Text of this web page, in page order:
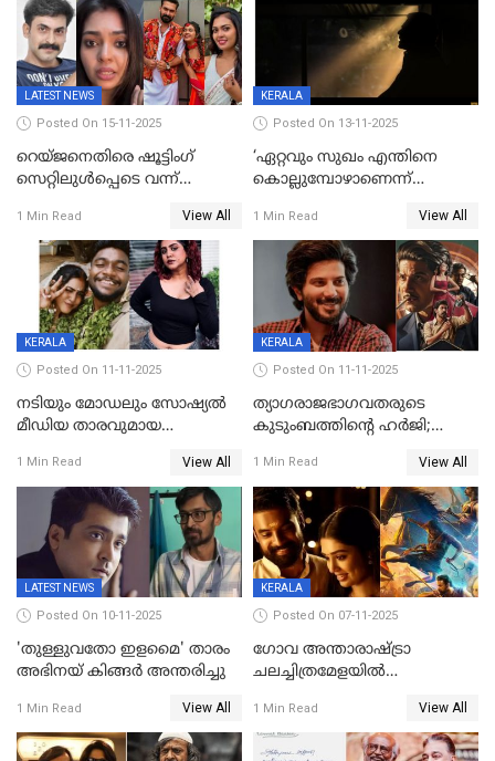
LATEST NEWS
Posted On 15-11-2025
റെയ്ജനെതിരെ ഷൂട്ടിംഗ്
സെറ്റിലുൾപ്പെടെ വന്ന്
ബിയര്‍ കുപ്പി തലയ്ക്ക് അടിച്ച്
പൊട്ടിക്കുമെന്ന്
ഭീഷണി;അശ്ലീല
മെസേജുകളും വെളിപ്പെടുത്തി
മൃദുല വിജയ്
1 Min Read View All
KERALA
Posted On 13-11-2025
‘ഏറ്റവും സുഖം എന്തിനെ
കൊല്ലുമ്പോഴാണെന്ന്
വില്ലത്തരത്തിന്റെ അങ്ങേയറ്റം;
മമ്മൂട്ടി മാജിക്ക്, കളങ്കാവല്‍
ട്രെയിലര്‍ പുറത്ത്
1 Min Read View All
KERALA
Posted On 11-11-2025
നടിയും മോഡലും സോഷ്യൽ
മീഡിയ താരവുമായ
ഇന്ന്‌ നല്ലൊരു ബിസി ഡേ
ആയിരുന്നുവെന്ന് നന്ദിത
ശങ്കര
1 Min Read View All
KERALA
Posted On 11-11-2025
ത്യാഗരാജഭാഗവതരുടെ
കുടുംബത്തിന്റെ ഹര്‍ജി;
ഹൈക്കോടതി നോട്ടീസ്‌
1 Min Read View All
LATEST NEWS
Posted On 10-11-2025
'തുള്ളുവതോ ഇളമൈ' താരം
അഭിനയ് കിങ്ങർ അന്തരിച്ചു
1 Min Read View All
KERALA
Posted On 07-11-2025
ഗോവ അന്താരാഷ്ട്രാ
ചലച്ചിത്രമേളയില്‍
മലയാളത്തില്‍നിന്ന്
ഏകചിത്രമായി 'എആര്‍എം';
1 Min Read View All